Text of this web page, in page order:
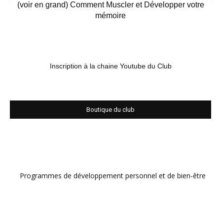
(voir en grand) Comment Muscler et Développer votre
mémoire
Inscription à la chaine Youtube du Club
Boutique du club
Programmes de développement personnel et de bien-être